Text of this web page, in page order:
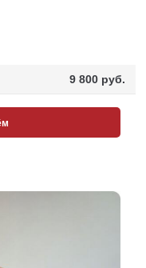
9 800 pуб.